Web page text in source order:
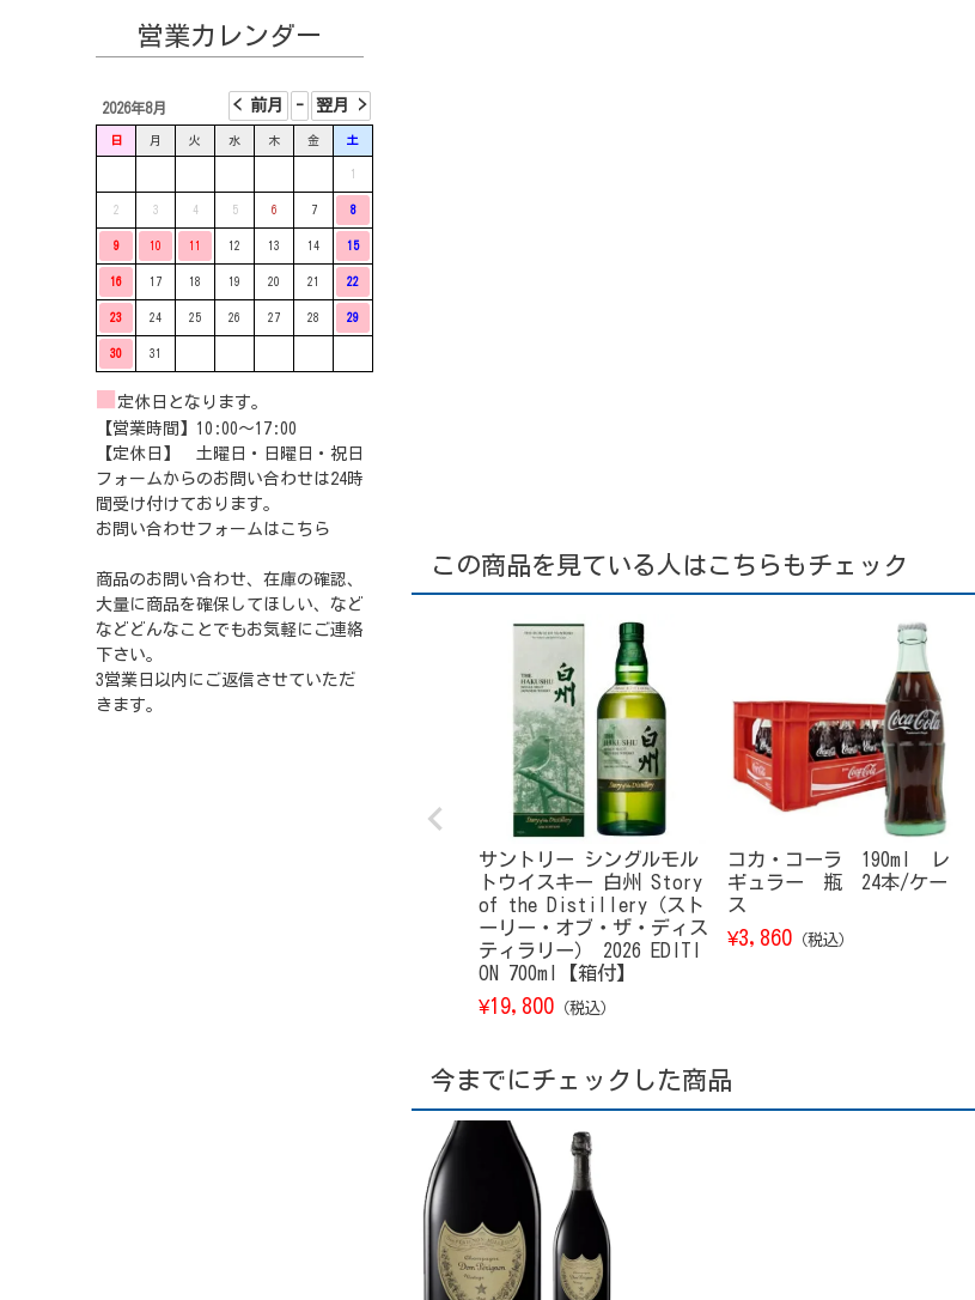
営業カレンダー
2026年8月
日 月 火 水 木 金 土
1
2 3 4 5 6 7 8
9 10 11 12 13 14 15
16 17 18 19 20 21 22
23 24 25 26 27 28 29
30 31
定休日となります。
【営業時間】10:00〜17:00
【定休日】 土曜日・日曜日・祝日
フォームからのお問い合わせは24時
間受け付けております。
お問い合わせフォームは こちら
商品のお問い合わせ、在庫の確認、
大量に商品を確保してほしい、など
などどんなことでもお気軽にご連絡
下さい。
3営業日以内にご返信させていただ
きます。
この商品を見ている人はこちらもチェック
サントリー シングルモル
トウイスキー 白州 Story
of the Distillery（スト
ーリー・オブ・ザ・ディス
ティラリー） 2026 EDITI
ON 700ml【箱付】
¥19,800 （税込）
コカ・コーラ 190ml レ
ギュラー 瓶 24本/ケー
ス
¥3,860 （税込）
今までにチェックした商品